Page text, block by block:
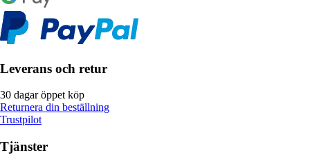
Leverans och retur
30 dagar öppet köp
Returnera din beställning
Trustpilot
Tjänster